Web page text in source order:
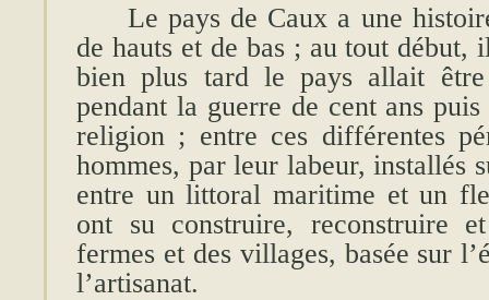
Le pays de Caux a une
de hauts et de bas ; au tout début,
bien plus tard le pays allait
pendant la guerre de cent ans
religion ; entre ces différentes
hommes, par leur labeur, installés
entre un littoral maritime et un
ont su construire, reconstruire
fermes et des villages, basée sur
l’artisanat.